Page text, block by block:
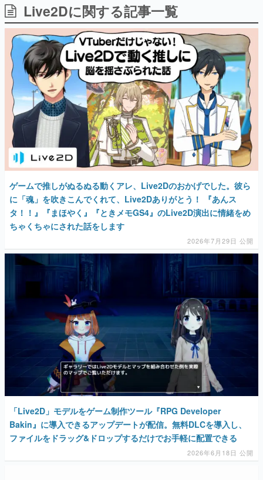
日本のコンテンツ産業やカルチャーに与えた影響を探る企
画です。
日本モバイルゲーム産業史
日本のモバイルゲーム史における主要なトピック・タイト
ルを網羅するほか、開発者へのインタビューや識者による
解説を掲載。約20年の歴史が一望できる決定版！
若ゲのいたり〜ゲームクリエイターの青春〜
『うつヌケ』『ペンと箸』等で知られるマンガ家・田中圭
一先生によるゲーム業界レポートマンガです。
なんでゲームは面白い？
ゲーム開発者・hamatsu氏がゲームの魅力を画面や操作の
具体的な形から解き明かしていく、硬派で骨太な評論連載
です。
「経験値」「裏技」「ラスボス」… ゲームにまつわる言葉
の起源や用法の変遷を、コンピューター文化史研究家・タ
イニーP氏が徹底調査。
カテゴリ
特集記事
マンガ
アプリレビュー
その他
電ファミニコゲーマーとは？
Live2Dに関する記事一覧
ゲームで推しがぬるぬる動くアレ、Live2Dのおかげでした。彼ら
に「魂」を吹きこんでくれて、Live2Dありがとう！ 『あんス
タ！！』『まほやく』『ときメモGS4』のLive2D演出に情緒をめ
ちゃくちゃにされた話をします
2026年7月29日 公開
「Live2D」モデルをゲーム制作ツール『RPG Developer
Bakin』に導入できるアップデートが配信。無料DLCを導入し、
ファイルをドラッグ&ドロップするだけでお手軽に配置できる
2026年6月18日 公開